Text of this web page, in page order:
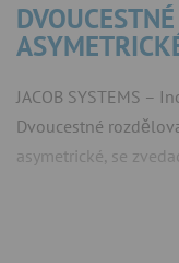
JACOB SYSTEMS –
Dvoucestné
asymetrické, se